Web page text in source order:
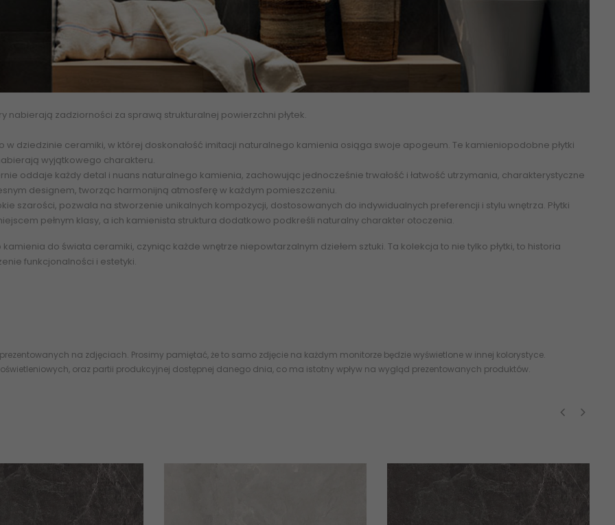
nabierają zadziorności za sprawą strukturalnej powierzchni płytek.
w dziedzinie ceramiki, w której doskonałość imitacji naturalnego kamienia osiąga swoje apogeum. Te kamieniopodobne płytki
wyjątkowego charakteru.
oddaje każdy detal i nuans naturalnego kamienia, zachowując jednocześnie trwałość i łatwość utrzymania, charakterystyczne
designem, tworząc harmonijną atmosferę w każdym pomieszczeniu.
szarości, pozwala na stworzenie unikalnych kompozycji, dostosowanych do indywidualnych preferencji i stylu wnętrza. Płytki
pełnym klasy, a ich kamienista struktura dodatkowo podkreśli naturalny charakter otoczenia.
do świata ceramiki, czyniąc każde wnętrze niepowtarzalnym dziełem sztuki. Ta kolekcja to nie tylko płytki, to historia
funkcjonalności i estetyki.
na zdjęciach. Prosimy pamiętać, że to samo zdjęcie na każdym monitorze będzie wyświetlone w innej kolorystyce.
oraz partii produkcyjnej dostępnej danego dnia, co ma istotny wpływ na wygląd prezentowanych produktów.